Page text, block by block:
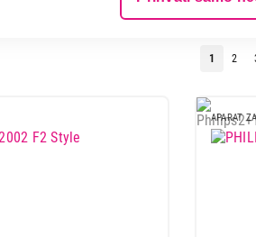
1 2
APARAT